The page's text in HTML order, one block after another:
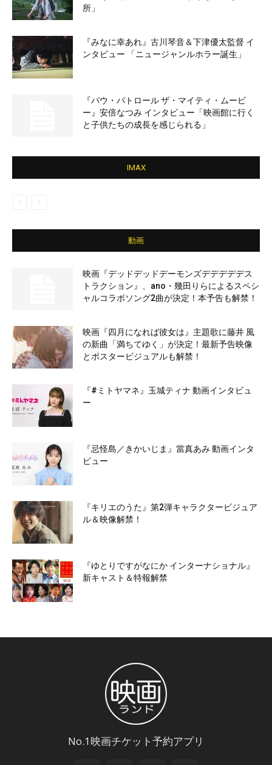
所」
『みなに幸あれ』古川琴音＆下津優太監督 イ
ンタビュー 「ニュージャンルホラー誕生」
『パウ・パトロール ザ・マイティ・ムービ
ー』安倍なつみ インタビュー「映画館に行く
と子供たちの成長を感じられる」
IMAX
動画
映画『デッドデッドデーモンズデデデデデス
トラクション』、ano・幾田りらによるスペシ
ャルコラボソング2曲が決定！本予告も解禁！
映画『四月になれば彼女は』主題歌に藤井 風
の新曲「満ちてゆく」が決定！最新予告映像
とポスタービジュアルも解禁！
『#ミトヤマネ』玉城ティナ 動画インタビュ
ー
『忌怪島／きかいじま』當真あみ 動画インタ
ビュー
『キリエのうた』第2弾キャラクタービジュア
ル＆映像解禁！
『ゆとりですがなにか インターナショナル』
新キャスト＆特報解禁
No.1映画チケット予約アプリ